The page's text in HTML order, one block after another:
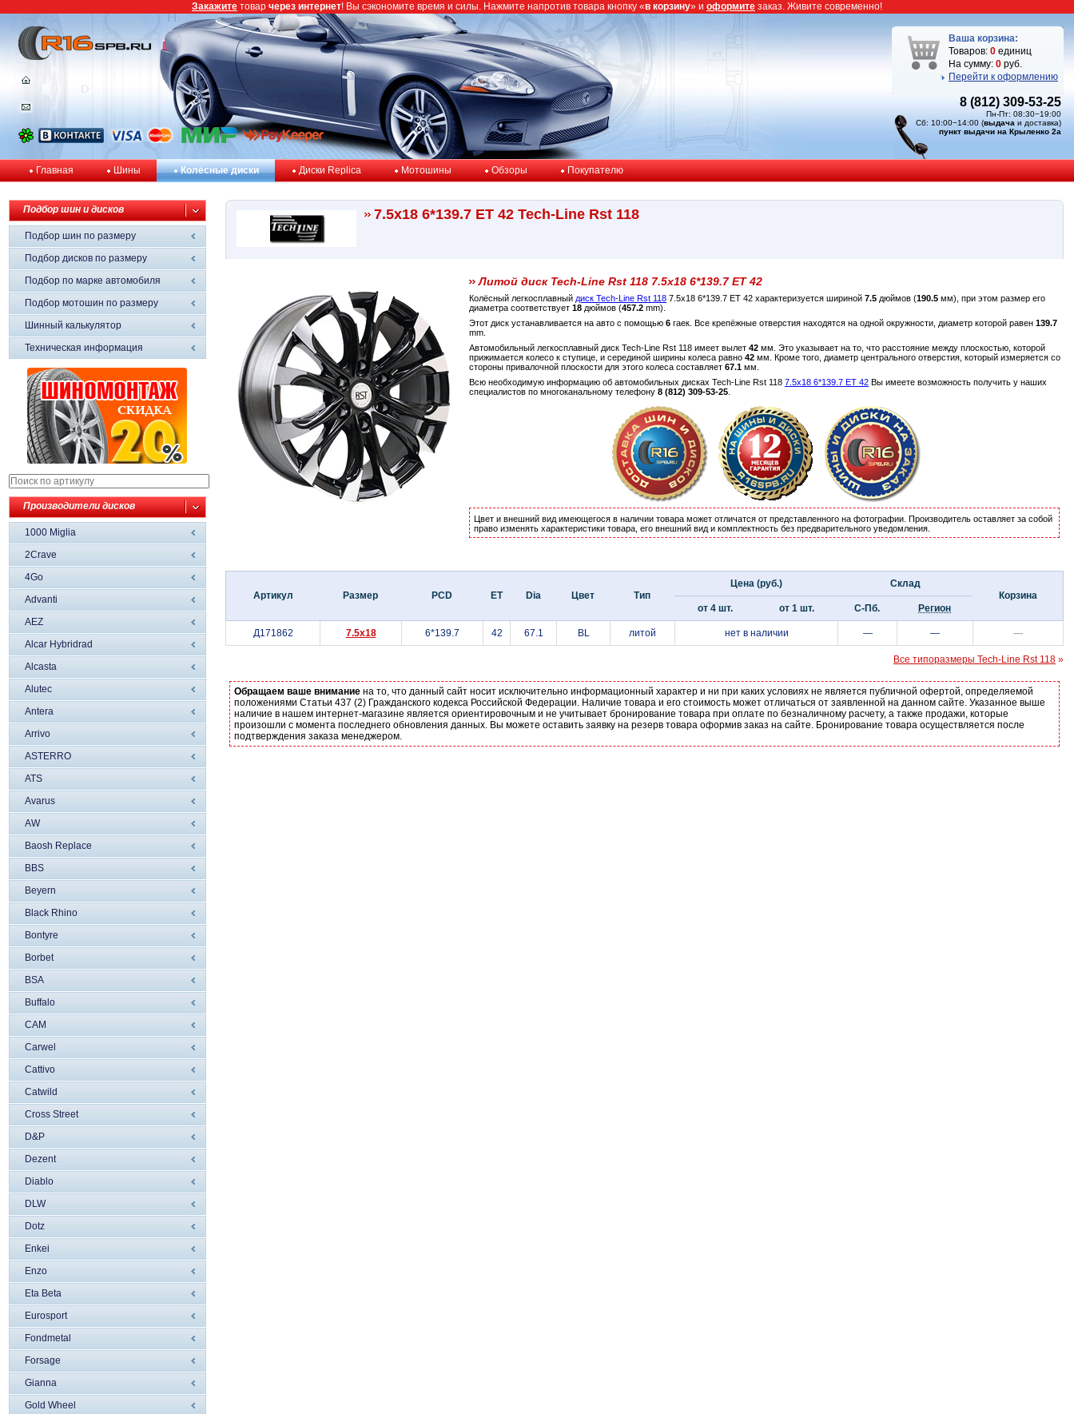
Ваша корзина:
Товаров: 0 единиц
На сумму: 0 руб.
Перейти к оформлению
8 (812) 309-53-25
Пн-Пт: 08:30−19:00
Сб: 10:00−14:00 (выдача и доставка)
пункт выдачи на Крыленко 2а
Главная Шины Колёсные диски Диски Replica Мотошины Обзоры Покупателю
Подбор шин и дисков
Подбор шин по размеру
Подбор дисков по размеру
Подбор по марке автомобиля
Подбор мотошин по размеру
Шинный калькулятор
Техническая информация
Производители дисков
1000 Miglia
2Crave
4Go
Advanti
AEZ
Alcar Hybridrad
Alcasta
Alutec
Antera
Arrivo
ASTERRO
ATS
Avarus
AW
Baosh Replace
BBS
Beyern
Black Rhino
Bontyre
Borbet
BSA
Buffalo
CAM
Carwel
Cattivo
Catwild
Cross Street
D&P
Dezent
Diablo
DLW
Dotz
Enkei
Enzo
Eta Beta
Eurosport
Fondmetal
Forsage
Gianna
Gold Wheel
7.5x18 6*139.7 ET 42 Tech-Line Rst 118
Литой диск Tech-Line Rst 118 7.5x18 6*139.7 ET 42
Колёсный легкосплавный диск Tech-Line Rst 118 7.5x18 6*139.7 ET 42 характеризуется шириной 7.5 дюймов (190.5 мм), при этом размер его
диаметра соответствует 18 дюймов (457.2 mm).
Этот диск устанавливается на авто с помощью 6 гаек. Все крепёжные отверстия находятся на одной окружности, диаметр которой равен 139.7
mm.
Автомобильный легкосплавный диск Tech-Line Rst 118 имеет вылет 42 мм. Это указывает на то, что расстояние между плоскостью, которой
прижимается колесо к ступице, и серединой ширины колеса равно 42 мм. Кроме того, диаметр центрального отверстия, который измеряется со
стороны привалочной плоскости для этого колеса составляет 67.1 мм.
Всю необходимую информацию об автомобильных дисках Tech-Line Rst 118 7.5x18 6*139.7 ET 42 Вы имеете возможность получить у наших
специалистов по многоканальному телефону 8 (812) 309-53-25
Цвет и внешний вид имеющегося в наличии товара может отличатся от представленного на фотографии. Производитель оставляет за собой
право изменять характеристики товара, его внешний вид и комплектность без предварительного уведомления.
Артикул Размер PCD ET Dia Цвет Тип
Цена (руб.)
Склад
Корзина
от 4 шт.
от 1 шт. С-Пб. Регион
Д171862 7.5x18 6*139.7 42 67.1 BL литой нет в наличии — — —
Все типоразмеры Tech-Line Rst 118 »
Обращаем ваше внимание на то, что данный сайт носит исключительно информационный характер и ни при каких условиях не является публичной офертой, определяемой
положениями Статьи 437 (2) Гражданского кодекса Российской Федерации. Наличие товара и его стоимость может отличаться от заявленной на данном сайте. Указанное выше
наличие в нашем интернет-магазине является ориентировочным и не учитывает бронирование товара при оплате по безналичному расчету, а также продажи, которые
произошли с момента последнего обновления данных. Вы можете оставить заявку на резерв товара оформив заказ на сайте. Бронирование товара осуществляется после
подтверждения заказа менеджером.
Закажите товар через интернет! Вы сэкономите время и силы. Нажмите напротив товара кнопку «в корзину» и оформите заказ. Живите современно!